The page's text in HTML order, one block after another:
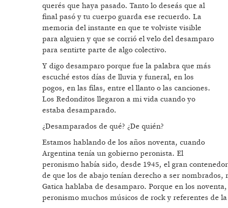
querés que haya pasado. Tanto lo deseás que al
final pasó y tu cuerpo guarda ese recuerdo. La
memoria del instante en que te volviste visible
para alguien y que se corrió el velo del desamparo
para sentirte parte de algo colectivo.
Y digo desamparo porque fue la palabra que más
escuché estos días de lluvia y funeral, en los
pogos, en las filas, entre el llanto o las canciones.
Los Redonditos llegaron a mi vida cuando yo
estaba desamparado.
¿Desamparados de qué? ¿De quién?
Estamos hablando de los años noventa, cuando
Argentina tenía un gobierno peronista. El
peronismo había sido, desde 1945, el gran
de que los de abajo tenían derecho a ser
Gatica hablaba de desamparo. Porque en los
peronismo muchos músicos de rock y referentes de